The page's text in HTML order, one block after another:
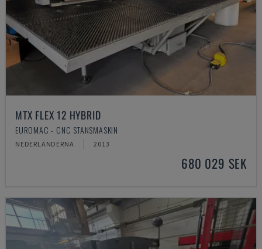
MTX FLEX 12 HYBRID
EUROMAC - CNC STANSMASKIN
NEDERLÄNDERNA 2013
680 029 SEK